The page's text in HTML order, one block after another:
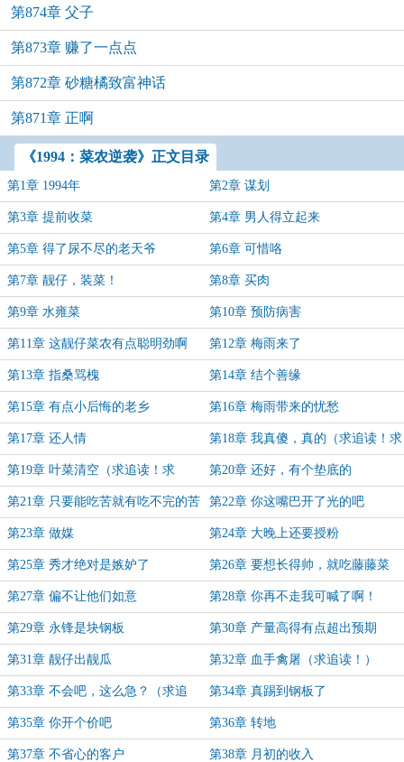
第874章 父子
第873章 赚了一点点
第872章 砂糖橘致富神话
第871章 正啊
《1994：菜农逆袭》正文目录
第1章 1994年 第2章 谋划
第3章 提前收菜 第4章 男人得立起来
第5章 得了尿不尽的老天爷 第6章 可惜咯
第7章 靓仔，装菜！ 第8章 买肉
第9章 水雍菜 第10章 预防病害
第11章 这靓仔菜农有点聪明劲啊 第12章 梅雨来了
第13章 指桑骂槐 第14章 结个善缘
第15章 有点小后悔的老乡 第16章 梅雨带来的忧愁
第17章 还人情 第18章 我真傻，真的（求追读！求
票！）
第19章 叶菜清空（求追读！求
票！）
第20章 还好，有个垫底的
第21章 只要能吃苦就有吃不完的苦 第22章 你这嘴巴开了光的吧
第23章 做媒 第24章 大晚上还要授粉
第25章 秀才绝对是嫉妒了 第26章 要想长得帅，就吃藤藤菜
第27章 偏不让他们如意 第28章 你再不走我可喊了啊！
第29章 永锋是块钢板 第30章 产量高得有点超出预期
第31章 靓仔出靓瓜 第32章 血手禽屠（求追读！）
第33章 不会吧，这么急？（求追
读！）
第34章 真踢到钢板了
第35章 你开个价吧 第36章 转地
第37章 不省心的客户 第38章 月初的收入